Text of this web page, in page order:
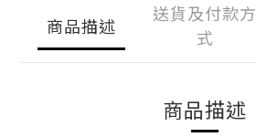
商品描述
送貨及付款方
式
商品描述